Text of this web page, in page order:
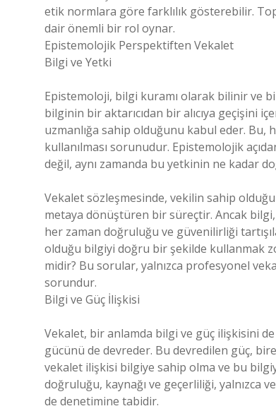
etik normlara göre farklılık gösterebilir.
dair önemli bir rol oynar.
Epistemolojik Perspektiften Vekalet
Bilgi ve Yetki
Epistemoloji, bilgi kuramı olarak bilinir ve
bilginin bir aktarıcıdan bir alıcıya geçişini
uzmanlığa sahip olduğunu kabul eder.
kullanılması sorunudur. Epistemolojik
değil, aynı zamanda bu yetkinin ne kadar
Vekalet sözleşmesinde, vekilin sahip
metaya dönüştüren bir süreçtir. Ancak
her zaman doğruluğu ve güvenilirliği
olduğu bilgiyi doğru bir şekilde kullanmak
midir? Bu sorular, yalnızca profesyonel
sorundur.
Bilgi ve Güç İlişkisi
Vekalet, bir anlamda bilgi ve güç ilişkisini
gücünü de devreder. Bu devredilen güç,
vekalet ilişkisi bilgiye sahip olma ve bu
doğruluğu, kaynağı ve geçerliliği, yalnızca
de denetimine tabidir.